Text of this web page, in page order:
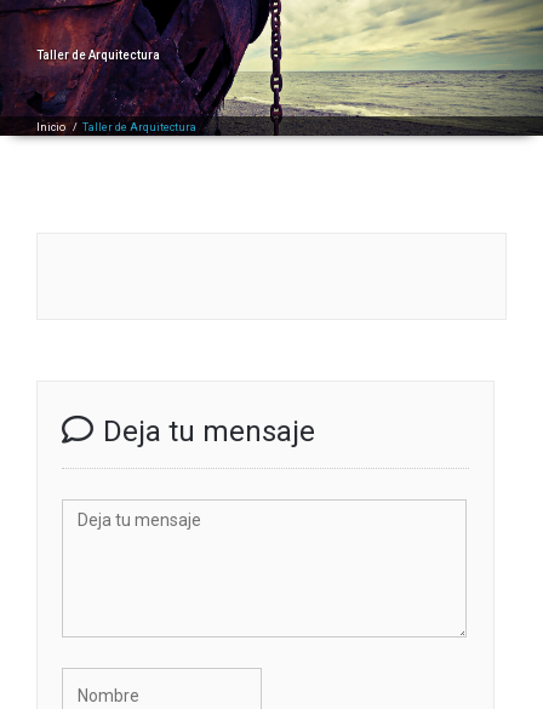
Taller de Arquitectura
Inicio / Taller de Arquitectura
Deja tu mensaje